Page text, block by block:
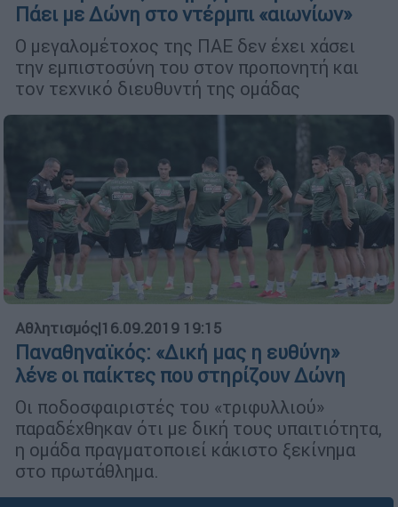
Πάει με Δώνη στο ντέρμπι «αιωνίων»
Ο μεγαλομέτοχος της ΠΑΕ δεν έχει χάσει
την εμπιστοσύνη του στον προπονητή και
τον τεχνικό διευθυντή της ομάδας
Αθλητισμός|16.09.2019 19:15
Παναθηναϊκός: «Δική μας η ευθύνη»
λένε οι παίκτες που στηρίζουν Δώνη
Οι ποδοσφαιριστές του «τριφυλλιού»
παραδέχθηκαν ότι με δική τους υπαιτιότητα,
η ομάδα πραγματοποιεί κάκιστο ξεκίνημα
στο πρωτάθλημα.